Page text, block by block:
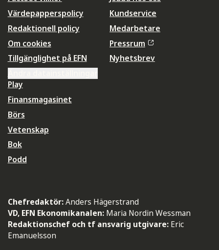
Värdepapperspolicy
Redaktionell policy
Om cookies
Tillgänglighet på EFN
Kundservice
Medarbetare
Pressrum
Nyhetsbrev
Play
Finansmagasinet
Börs
Vetenskap
Bok
Podd
Chefredaktör:Anders Hägerstrand
VD, EFN Ekonomikanalen: Maria Nordin Wessman
Redaktionschef och tf ansvarig utgivare: Eric
Emanuelsson